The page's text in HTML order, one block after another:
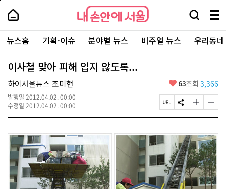
본
로
가
내
손
안
에
서
울
-
서
울
시
대
표
소
포
털
내
손
에
울
검
창
열
기
메
뉴
전
체
보
주
요
서
뉴스홈 기획·이슈 분야별 뉴스 비주얼 뉴스 우리동
이사철 맞아 피해 입지 않도록...
하이서울뉴스 조미현
발행일 2012.04.02. 00:00
수정일 2012.04.02. 00:00
좋
요
63조회 3,366
페
이
U
복
사
S
N
공
유
하
기
글
자
기
크
게
변
경
하
기
글
자
기
작
게
변
경
하
기
페
상
단
로